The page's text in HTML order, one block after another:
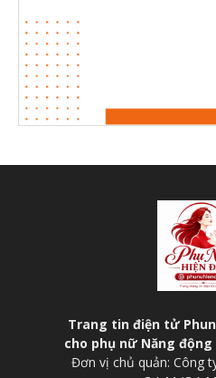
Trang tin điện tử
cho phụ nữ Năng
Đơn vị chủ quản: Công